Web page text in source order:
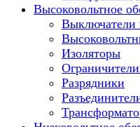
Высоковольтное
Выключатели
Изоляторы
Разрядники